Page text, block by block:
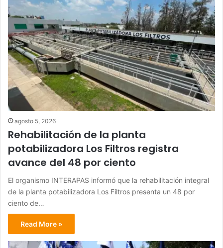
agosto 5, 2026
Rehabilitación de la planta
potabilizadora Los Filtros registra
avance del 48 por ciento
El organismo INTERAPAS informó que la rehabilitación integral
de la planta potabilizadora Los Filtros presenta un 48 por
ciento de…
Read More »